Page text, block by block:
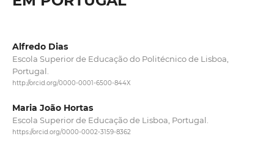
Alfredo Dias
Escola Superior de Educação do Politécnico de Lisboa,
Portugal.
http://orcid.org/0000-0001-6500-844X
Maria João Hortas
Escola Superior de Educação de Lisboa, Portugal.
https://orcid.org/0000-0002-3159-8362